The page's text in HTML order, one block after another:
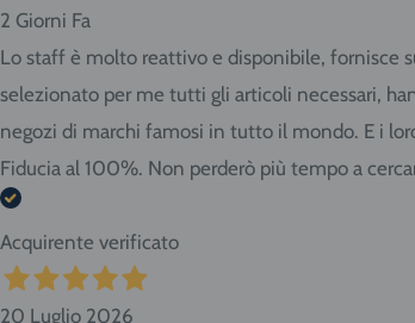
2 Giorni Fa
Lo staff è molto reattivo e disponibile, fornisce
selezionato per me tutti gli articoli necessari,
negozi di marchi famosi in tutto il mondo. E i
Fiducia al 100%. Non perderò più tempo a
Acquirente verificato
20 Luglio 2026